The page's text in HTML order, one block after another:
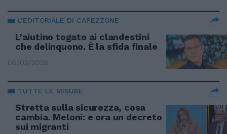
L’EDITORIALE DI CAPEZZONE
L’aiutino togato ai clandestini
che delinquono. È la sfida finale
06/02/2026
TUTTE LE MISURE
Stretta sulla sicurezza, cosa
cambia. Meloni: e ora un decreto
sui migranti